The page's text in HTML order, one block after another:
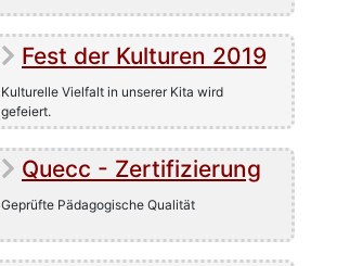
Fest der Kulturen 2019
Kulturelle Vielfalt in unserer Kita wird
gefeiert.
Quecc - Zertifizierung
Geprüfte Pädagogische Qualität